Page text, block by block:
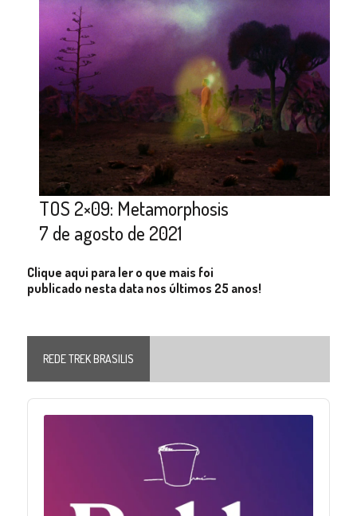
TOS 2×09: Metamorphosis
7 de agosto de 2021
Clique aqui para ler o que mais foi
publicado nesta data nos últimos 25 anos!
REDE TREK BRASILIS
Audio
Player